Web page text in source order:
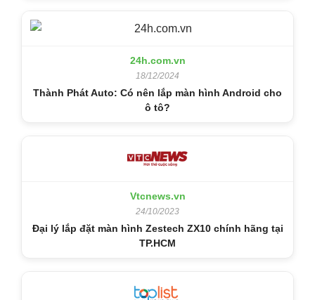
24h.com.vn
18/12/2024
Thành Phát Auto: Có nên lắp màn hình Android cho
ô tô?
Vtcnews.vn
24/10/2023
Đại lý lắp đặt màn hình Zestech ZX10 chính hãng tại
TP.HCM